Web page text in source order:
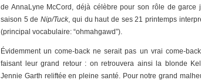
de AnnaLyne McCord, déjà célèbre pour son rôle de garce
saison 5 deNip/Tuck, qui du haut de ses 21 printemps
(principal vocabulaire: “ohmahgawd”).
Évidemment un come-back ne serait pas un vrai come-
faisant leur grand retour : on retrouvera ainsi la blonde
Jennie Garth reliftée en pleine santé. Pour notre grand